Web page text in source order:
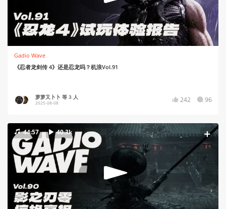
Gadio Wave
《忍者龙剑传 4》还是忍龙吗？机浪Vol.91
萝萝又卜卜 等 3 人
2025-08-08 242 96
44:57 40.3k